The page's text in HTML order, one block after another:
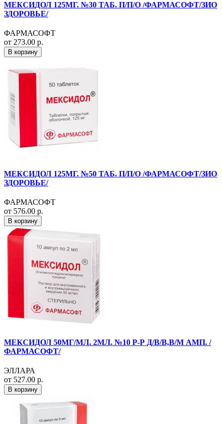
МЕКСИДОЛ 125МГ. №30 ТАБ. П/П/О /ФАРМАСОФТ/ЗИО
ЗДОРОВЬЕ/
ФАРМАСОФТ
от 273.00 р.
В корзину
МЕКСИДОЛ 125МГ. №50 ТАБ. П/П/О /ФАРМАСОФТ/ЗИО
ЗДОРОВЬЕ/
ФАРМАСОФТ
от 576.00 р.
В корзину
МЕКСИДОЛ 50МГ/МЛ. 2МЛ. №10 Р-Р Д/В/В,В/М АМП. /
ФАРМАСОФТ/
ЭЛЛАРА
от 527.00 р.
В корзину